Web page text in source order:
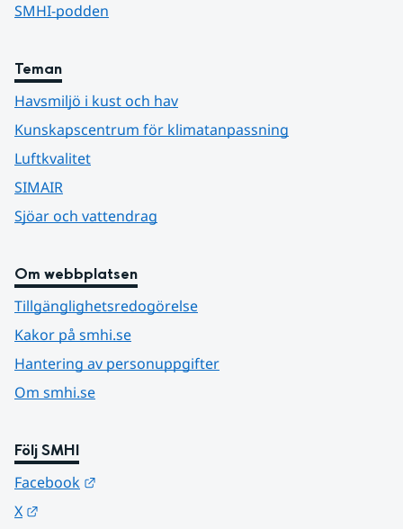
SMHI-podden
Teman
Havsmiljö i kust och hav
Kunskapscentrum för klimatanpassning
Luftkvalitet
SIMAIR
Sjöar och vattendrag
Om webbplatsen
Tillgänglighetsredogörelse
Kakor på smhi.se
Hantering av personuppgifter
Om smhi.se
Följ SMHI
Facebook
X